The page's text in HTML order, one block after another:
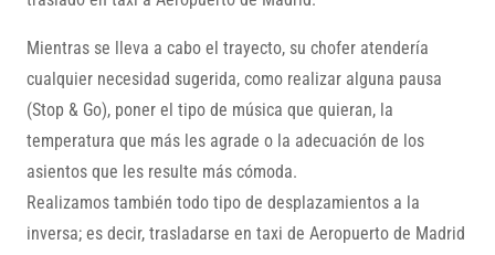
Mientras se lleva a cabo el trayecto, su chofer atendería
cualquier necesidad sugerida, como realizar alguna pausa
(Stop & Go), poner el tipo de música que quieran, la
temperatura que más les agrade o la adecuación de los
asientos que les resulte más cómoda.
Realizamos también todo tipo de desplazamientos a la
inversa; es decir, trasladarse en taxi de Aeropuerto de Madrid